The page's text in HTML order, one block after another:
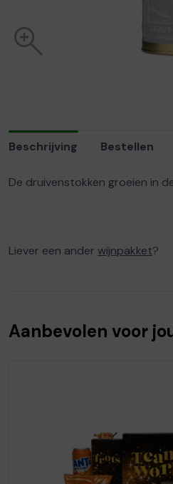
Beschrijving Bestellen
De druivenstokken groeien in
Liever een ander wijnpakket?
Aanbevolen voor